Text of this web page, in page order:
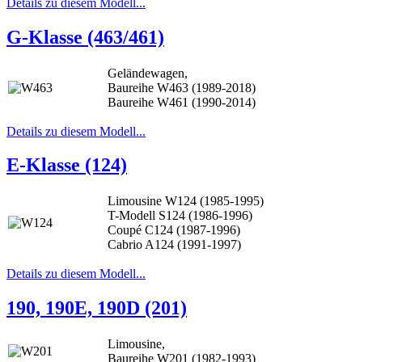
G-Klasse (463/461)
Geländewagen,
Baureihe W463 (1989-2018)
Baureihe W461 (1990-2014)
Details zu diesem Modell...
E-Klasse (124)
Limousine W124 (1985-1995)
T-Modell S124 (1986-1996)
Coupé C124 (1987-1996)
Cabrio A124 (1991-1997)
Details zu diesem Modell...
190, 190E, 190D (201)
Limousine,
Baureihe W201 (1982-1993)